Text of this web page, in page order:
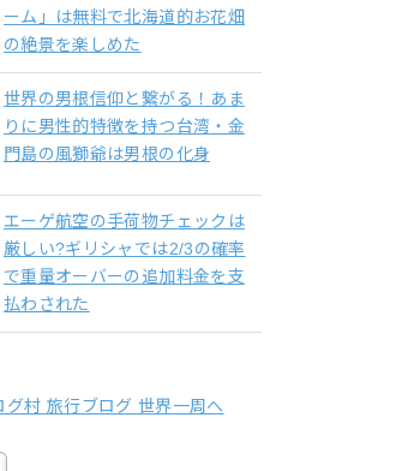
ーム」は無料で北海道的お花畑
の絶景を楽しめた
世界の男根信仰と繋がる！あま
りに男性的特徴を持つ台湾・金
門島の風獅爺は男根の化身
エーゲ航空の手荷物チェックは
厳しい?ギリシャでは2/3の確率
で重量オーバーの追加料金を支
払わされた